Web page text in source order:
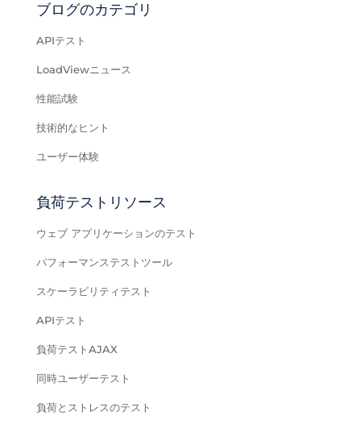
ブログのカテゴリ
APIテスト
LoadViewニュース
性能試験
技術的なヒント
ユーザー体験
負荷テストリソース
ウェブ アプリケーションのテスト
パフォーマンステストツール
スケーラビリティテスト
APIテスト
負荷テストAJAX
同時ユーザーテスト
負荷とストレスのテスト